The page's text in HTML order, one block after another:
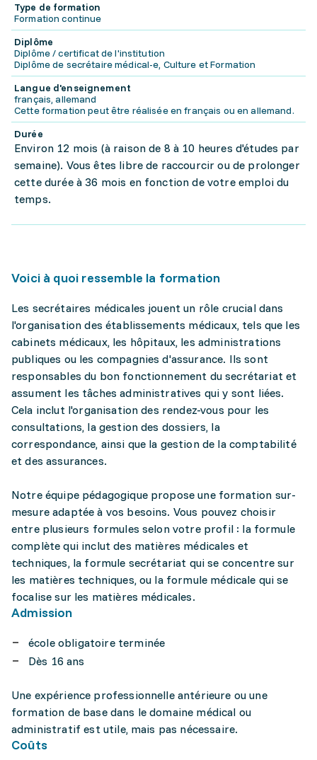
Type de formation
Formation continue
Diplôme
Diplôme / certificat de l'institution
Diplôme de secrétaire médical-e, Culture et Formation
Langue d'enseignement
français, allemand
Cette formation peut être réalisée en français ou en allemand.
Durée
Environ 12 mois (à raison de 8 à 10 heures d'études par
semaine). Vous êtes libre de raccourcir ou de prolonger
cette durée à 36 mois en fonction de votre emploi du
temps.
Voici à quoi ressemble la formation
Les secrétaires médicales jouent un rôle crucial dans
l'organisation des établissements médicaux, tels que les
cabinets médicaux, les hôpitaux, les administrations
publiques ou les compagnies d'assurance. Ils sont
responsables du bon fonctionnement du secrétariat et
assument les tâches administratives qui y sont liées.
Cela inclut l'organisation des rendez-vous pour les
consultations, la gestion des dossiers, la
correspondance, ainsi que la gestion de la comptabilité
et des assurances.
Notre équipe pédagogique propose une formation sur-
mesure adaptée à vos besoins. Vous pouvez choisir
entre plusieurs formules selon votre profil : la formule
complète qui inclut des matières médicales et
techniques, la formule secrétariat qui se concentre sur
les matières techniques, ou la formule médicale qui se
focalise sur les matières médicales.
Admission
école obligatoire terminée
Dès 16 ans
Une expérience professionnelle antérieure ou une
formation de base dans le domaine médical ou
administratif est utile, mais pas nécessaire.
Coûts